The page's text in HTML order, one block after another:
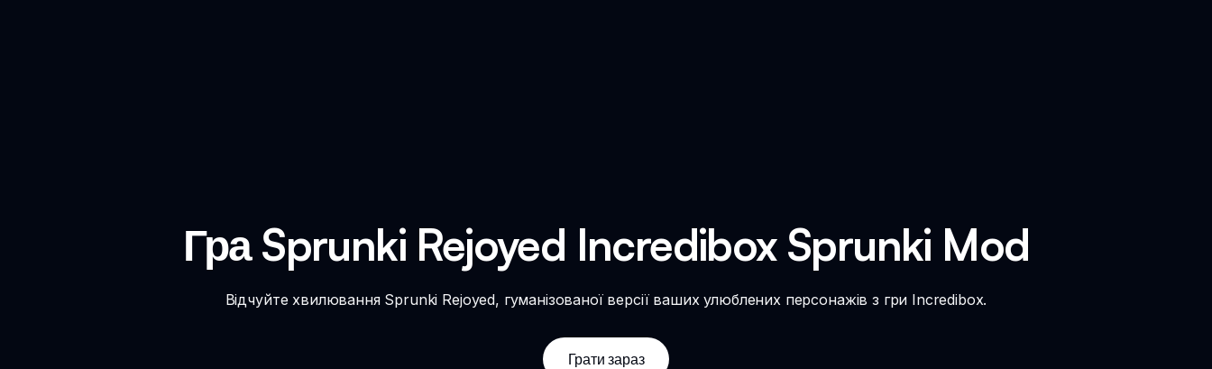
Гра Sprunki Rejoyed Incredibox Sprunki Mod
Відчуйте хвилювання Sprunki Rejoyed, гуманізованої версії ваших улюблених персонажів з гри Incredibox.
Грати зараз